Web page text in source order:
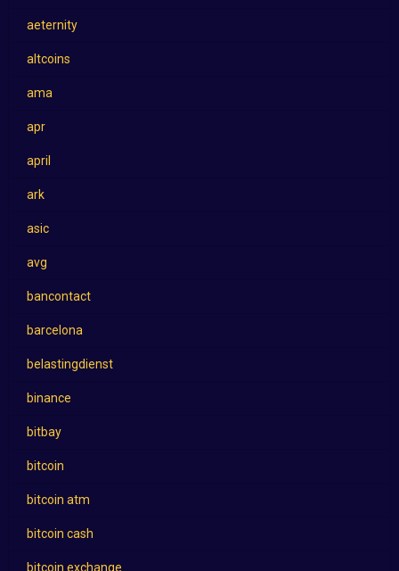
aeternity
altcoins
ama
apr
april
ark
asic
avg
bancontact
barcelona
belastingdienst
binance
bitbay
bitcoin
bitcoin atm
bitcoin cash
bitcoin exchange